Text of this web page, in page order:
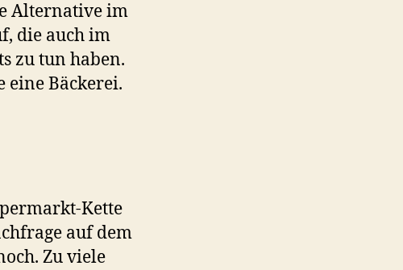
Alternative im
die auch im
zu tun haben.
Bäckerei.
Kette
auf dem
Zu viele